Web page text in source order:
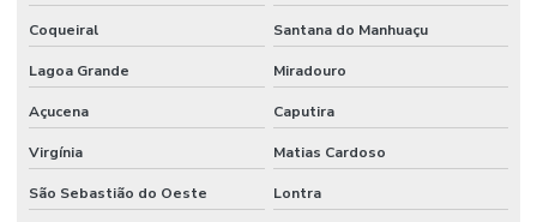
Coqueiral Santana do Manhuaçu
Lagoa Grande Miradouro
Açucena Caputira
Virgínia Matias Cardoso
São Sebastião do Oeste Lontra